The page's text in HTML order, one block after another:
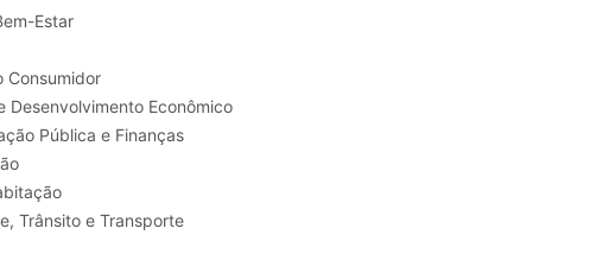
Estar
Consumidor
Trabalho e Desenvolvimento Econômico
Pública e Finanças
Trânsito e Transporte